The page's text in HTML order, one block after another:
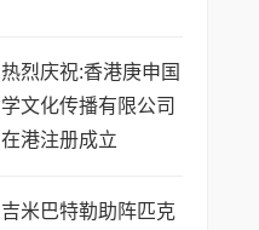
热烈庆祝:香港庚申国
学文化传播有限公司
在港注册成立
吉米巴特勒助阵匹克